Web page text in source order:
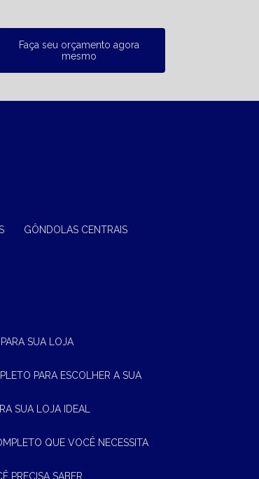
Faça seu orçamento agora
mesmo
GÔNDOLAS CENTRAIS
SUA LOJA
PARA ESCOLHER A SUA
SUA LOJA IDEAL
QUE VOCÊ NECESSITA
PRECISA SABER